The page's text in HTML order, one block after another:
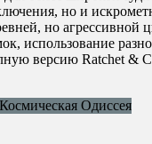
но и
но агрессивной
использование
версию Ratchet &